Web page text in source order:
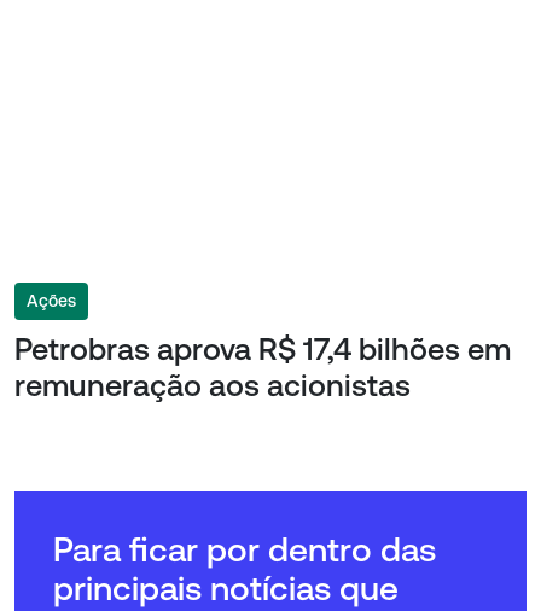
Ações
Petrobras aprova R$ 17,4 bilhões em
remuneração aos acionistas
Para ficar por dentro das
principais notícias que